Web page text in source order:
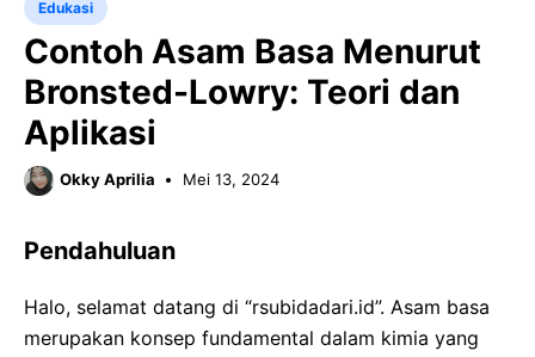
Edukasi
Contoh Asam Basa Menurut
Bronsted-Lowry: Teori dan
Aplikasi
Okky Aprilia Mei 13, 2024
Pendahuluan
Halo, selamat datang di “rsubidadari.id”. Asam basa
merupakan konsep fundamental dalam kimia yang